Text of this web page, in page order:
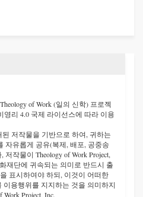
of Work (일의 신학) 프로젝
영리 4.0 국제 라이선스에 따라 이용
된 저작물을 기반으로 하여, 귀하는
자유롭게 공유(복제, 배포, 공중송
작물이 Theology of Work Project,
재단에 귀속되는 의미로 반드시 출
표시하여야 하되, 이것이 어떠한
용행위를 지지하는 것을 의미하지
Project, Inc.